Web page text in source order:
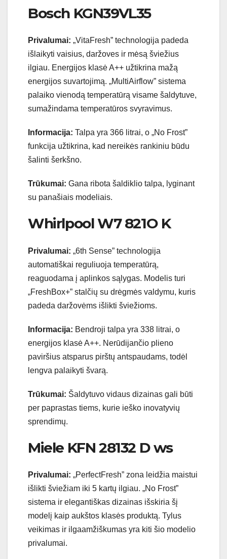
Bosch KGN39VL35
Privalumai: „VitaFresh” technologija padeda
išlaikyti vaisius, daržoves ir mėsą šviežius
ilgiau. Energijos klasė A++ užtikrina mažą
energijos suvartojimą. „MultiAirflow” sistema
palaiko vienodą temperatūrą visame šaldytuve,
sumažindama temperatūros svyravimus.
Informacija: Talpa yra 366 litrai, o „No Frost”
funkcija užtikrina, kad nereikės rankiniu būdu
šalinti šerkšno.
Trūkumai: Gana ribota šaldiklio talpa, lyginant
su panašiais modeliais.
Whirlpool W7 821O K
Privalumai: „6th Sense” technologija
automatiškai reguliuoja temperatūrą,
reaguodama į aplinkos sąlygas. Modelis turi
„FreshBox+” stalčių su drėgmės valdymu, kuris
padeda daržovėms išlikti šviežioms.
Informacija: Bendroji talpa yra 338 litrai, o
energijos klasė A++. Nerūdijančio plieno
paviršius atsparus pirštų antspaudams, todėl
lengva palaikyti švarą.
Trūkumai: Šaldytuvo vidaus dizainas gali būti
per paprastas tiems, kurie ieško inovatyvių
sprendimų.
Miele KFN 28132 D ws
Privalumai: „PerfectFresh” zona leidžia maistui
išlikti šviežiam iki 5 kartų ilgiau. „No Frost”
sistema ir elegantiškas dizainas išskiria šį
modelį kaip aukštos klasės produktą. Tylus
veikimas ir ilgaamžiškumas yra kiti šio modelio
privalumai.